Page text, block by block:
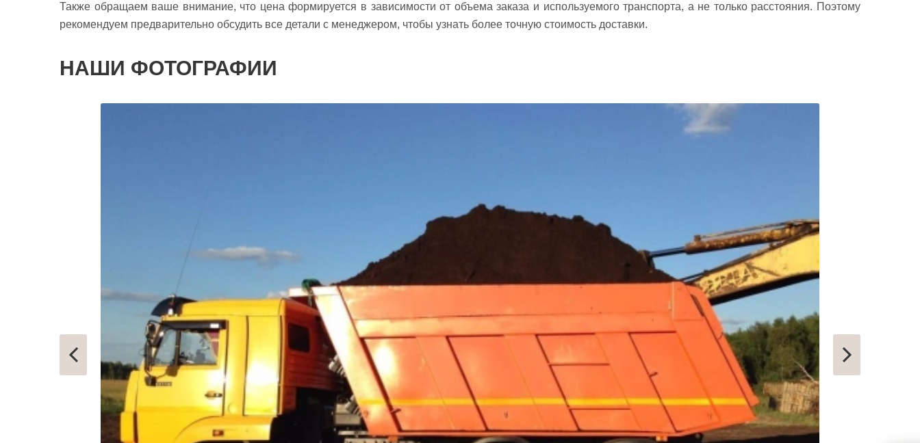
Также обращаем ваше внимание, что цена формируется в зависимости от объема заказа и используемого транспорта, а не только расстояния. Поэтому
рекомендуем предварительно обсудить все детали с менеджером, чтобы узнать более точную стоимость доставки.
НАШИ ФОТОГРАФИИ